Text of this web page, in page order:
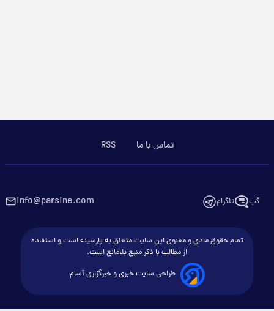
تماس با ما RSS
گپ تلگرام info@parsine.com
تمام حقوق مادی و معنوی این سایت متعلق به پارسینه است و استفاده
از مطالب با ذکر منبع بلامانع است.
طراحی سایت خبری و خبرگزاری آسام